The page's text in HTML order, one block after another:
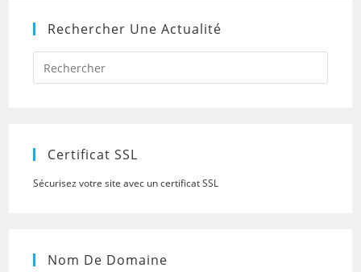
Rechercher Une Actualité
Press
to
Certificat SSL
Sécurisez votre site avec un certificat SSL
Nom De Domaine